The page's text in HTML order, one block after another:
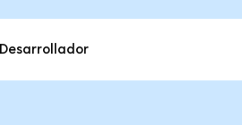
Desarrollador